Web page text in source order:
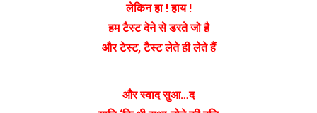
लेकिन हा ! हाय !
हम टैस्ट देने से डरते जो है
और टेस्ट, टैस्ट लेते ही लेते हैं
और स्वाद सुआ…द